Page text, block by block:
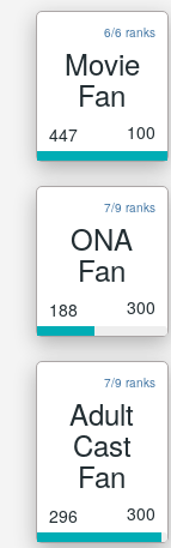
6/6 ranks
Movie
Fan
447 100
7/9 ranks
ONA
Fan
188 300
7/9 ranks
Adult
Cast
Fan
296 300